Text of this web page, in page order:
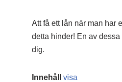
Att få ett lån när man har
detta hinder! En av
dig.
Innehåll visa